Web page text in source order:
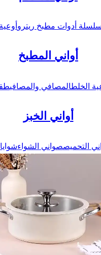
أدوات مطبخ ريترو
أواني المطبخ
الخلطالمصافي والمصافي
أواني الخبز
التحميصصواني الشواء